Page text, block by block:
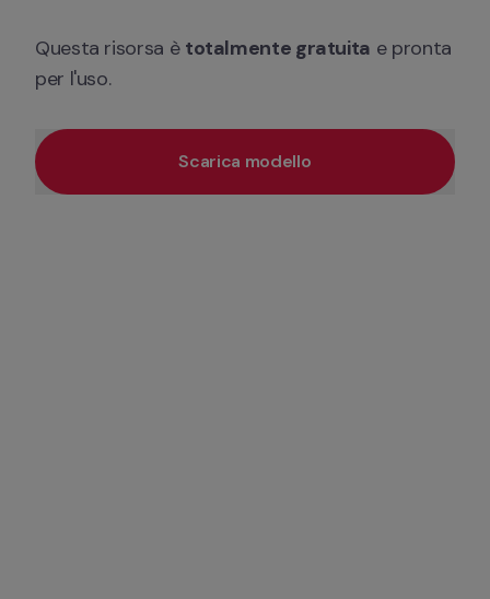
Questa risorsa è totalmente gratuita e pronta
per l'uso.
Scarica modello